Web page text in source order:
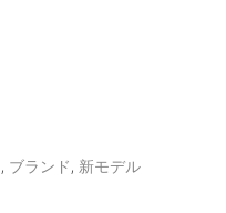
, ブランド, 新モデル